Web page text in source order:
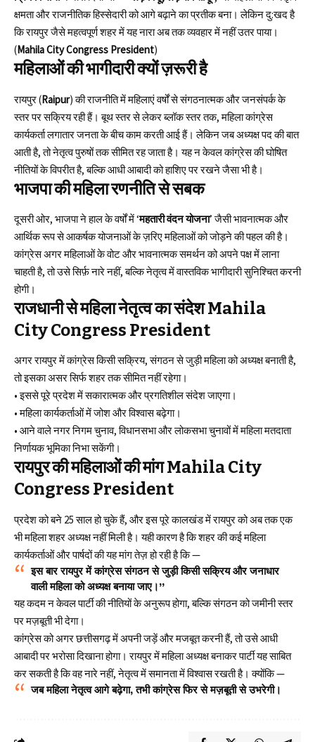
क्षमता और राजनीतिक हिस्सेदारी को आगे बढ़ाने का प्रतीक बना। लेकिन दु:खद है
कि रायपुर जैसे महत्वपूर्ण शहर में यह नारा अब तक व्यवहार में नहीं उतर पाया।
(Mahila City Congress President)
महिलाओं की भागीदारी क्यों ज़रूरी है
रायपुर (Raipur) की राजनीति में महिलाएं वर्षों से संगठनात्मक और जनसंपर्क के
स्तर पर सक्रिय रही हैं। बूथ स्तर से लेकर ब्लॉक स्तर तक, महिला कांग्रेस
कार्यकर्ता लगातार जनता के बीच काम करती आई हैं। लेकिन जब अध्यक्ष पद की बात
आती है, तो नेतृत्व पुरुषों तक सीमित रह जाता है। यह न केवल कांग्रेस की घोषित
नीतियों के विपरीत है, बल्कि आधी आबादी को हाशिए पर रखने जैसा भी है।
भाजपा की महिला रणनीति से सबक
दूसरी ओर, भाजपा ने हाल के वर्षों में ‘महतारी वंदन योजना’ जैसी भावनात्मक और
आर्थिक रूप से आकर्षक योजनाओं के ज़रिए महिलाओं को जोड़ने की पहल की है।
कांग्रेस अगर महिलाओं के वोट और भावनात्मक समर्थन को अपने पक्ष में लाना
चाहती है, तो उसे सिर्फ़ नारे नहीं, बल्कि नेतृत्व में वास्तविक भागीदारी सुनिश्चित करनी
होगी।
राजधानी से महिला नेतृत्व का संदेशMahila
City Congress President
अगर रायपुर में कांग्रेस किसी सक्रिय, संगठन से जुड़ी महिला को अध्यक्ष बनाती है,
तो इसका असर सिर्फ शहर तक सीमित नहीं रहेगा।
• इससे पूरे प्रदेश में सकारात्मक और प्रगतिशील संदेश जाएगा।
• महिला कार्यकर्ताओं में जोश और विश्वास बढ़ेगा।
• आने वाले नगर निगम चुनाव, विधानसभा और लोकसभा चुनावों में महिला मतदाता
निर्णायक भूमिका निभा सकेंगी।
रायपुर की महिलाओं की मांगMahila City
Congress President
प्रदेश को बने 25 साल हो चुके हैं, और इस पूरे कालखंड में रायपुर को अब तक एक
भी महिला शहर अध्यक्ष नहीं मिली है। यही कारण है कि शहर की कई महिला
कार्यकर्ताओं और पार्षदों की यह मांग तेज़ हो रही है कि —
इस बार रायपुर में कांग्रेस संगठन से जुड़ी किसी सक्रिय और जनाधार
वाली महिला को अध्यक्ष बनाया जाए।”
यह कदम न केवल पार्टी की नीतियों के अनुरूप होगा, बल्कि संगठन को जमीनी स्तर
पर मज़बूती भी देगा।
कांग्रेस को अगर छत्तीसगढ़ में अपनी जड़ें और मजबूत करनी हैं, तो उसे आधी
आबादी पर भरोसा दिखाना होगा। रायपुर में महिला अध्यक्ष बनाकर पार्टी यह साबित
कर सकती है कि वह नारे नहीं, नेतृत्व में समानता में विश्वास रखती है। क्योंकि —
जब महिला नेतृत्व आगे बढ़ेगा, तभी कांग्रेस फिर से मज़बूती से उभरेगी।